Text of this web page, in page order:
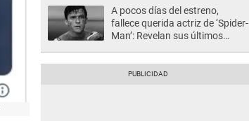
A pocos días del estreno,
fallece querida actriz de ‘Spider-
Man’: Revelan sus últimos